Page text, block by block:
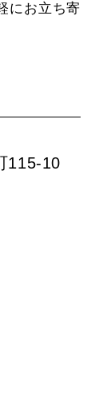
にお立ち寄
115-10